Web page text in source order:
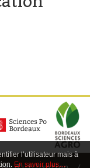
l’utilisateur mais à
En savoir plus…